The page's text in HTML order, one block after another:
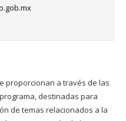
proporcionan a través de las
destinadas para
de temas relacionados a la